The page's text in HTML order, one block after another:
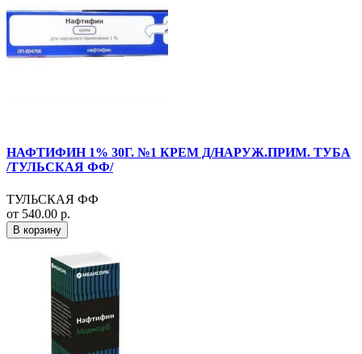
НАФТИФИН 1% 30Г. №1 КРЕМ Д/НАРУЖ.ПРИМ. ТУБА
/ТУЛЬСКАЯ ФФ/
ТУЛЬСКАЯ ФФ
от 540.00 р.
В корзину